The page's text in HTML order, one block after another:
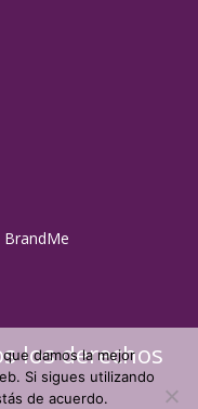
BrandMe
los derechos
damos la mejor
Si sigues utilizando
de acuerdo.